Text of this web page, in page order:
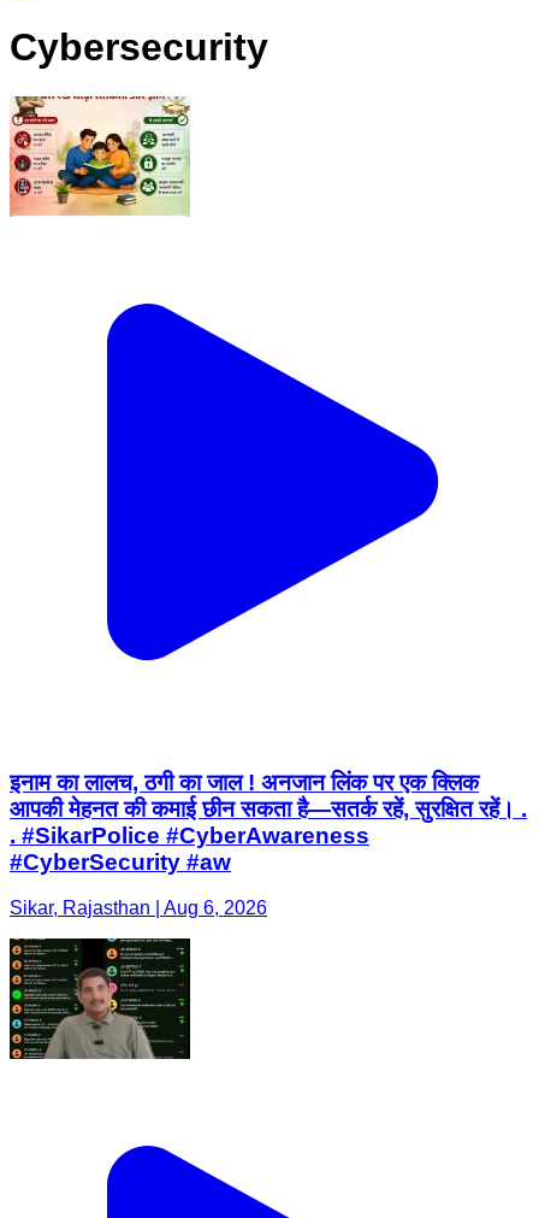
Cybersecurity
इनाम का लालच, ठगी का जाल ! अनजान लिंक पर एक क्लिक
आपकी मेहनत की कमाई छीन सकता है—सतर्क रहें, सुरक्षित रहें। .
. #SikarPolice #CyberAwareness
#CyberSecurity #aw
Sikar, Rajasthan | Aug 6, 2026